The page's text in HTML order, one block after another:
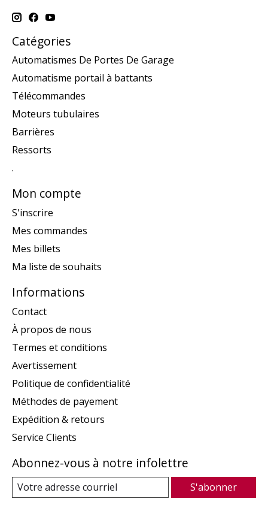
Catégories
Automatismes De Portes De Garage
Automatisme portail à battants
Télécommandes
Moteurs tubulaires
Barrières
Ressorts
.
Mon compte
S'inscrire
Mes commandes
Mes billets
Ma liste de souhaits
Informations
Contact
À propos de nous
Termes et conditions
Avertissement
Politique de confidentialité
Méthodes de payement
Expédition & retours
Service Clients
Abonnez-vous à notre infolettre
S'abonner